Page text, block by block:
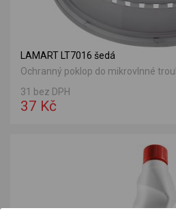
LAMART LT7016 šedá
Ochranný poklop do mikrovlnné
31 bez DPH
37 Kč